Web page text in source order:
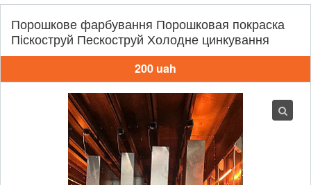
Порошкове фарбування Порошковая покраска
Піскоструй Пескоструй Холодне цинкування
200 uah